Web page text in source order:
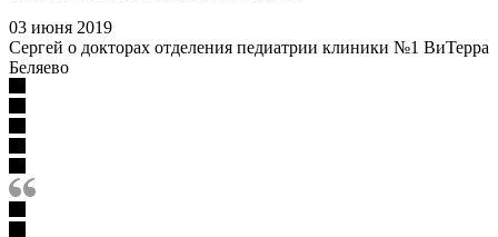
03 июня 2019
Сергей о докторах отделения педиатрии клиники №1 ВиТерра
Беляево